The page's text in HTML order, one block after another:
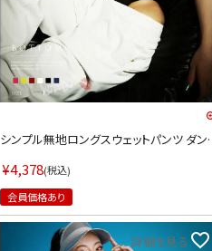
シンプル無地ロングスウェットパンツ ダン
ホワイト/イエロー/レッド/ピンク/ブルー)
¥4,378 税込
会員価格あり
詳細を見る